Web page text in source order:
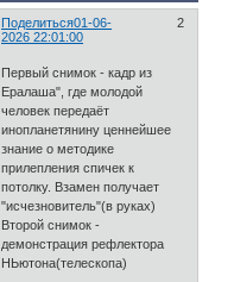
Поделиться 2
01-06-
2026 22:01:00
Первый снимок - кадр из
Ералаша", где молодой
человек передаёт
инопланетянину ценнейшее
знание о методике
прилепления спичек к
потолку. Взамен получает
"исчезновитель"(в руках)
Второй снимок -
демонстрация рефлектора
НЬютона(телескопа)